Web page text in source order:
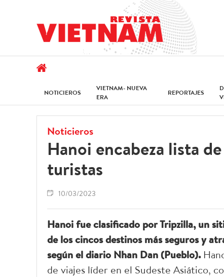
NOTICIEROS
VIETNAM- NUEVA
ERA
REPORTAJES
Noticieros
Hanoi encabeza lista
turistas
10/03/2023
Hanoi fue clasificado por Tripzilla, un
de los cincos destinos más seguros y
según el diario Nhan Dan (Pueblo).
de viajes líder en el Sudeste Asiático,